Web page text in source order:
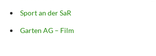
Sport an der SaR
Garten AG – Film